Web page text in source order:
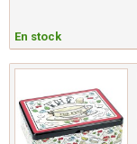
En stock